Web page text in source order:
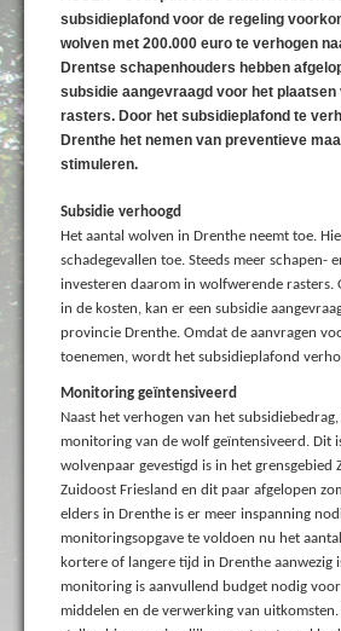
subsidieplafond voor de regeling
wolven met 200.000 euro te verhogen
Drentse schapenhouders hebben
subsidie aangevraagd voor het plaatsen
rasters. Door het subsidieplafond te
Drenthe het nemen van preventieve
stimuleren.
Subsidie verhoogd
Het aantal wolven in Drenthe neemt toe.
schadegevallen toe. Steeds meer schapen-
investeren daarom in wolfwerende rasters.
in de kosten, kan er een subsidie
provincie Drenthe. Omdat de aanvragen
toenemen, wordt het subsidieplafond
Monitoring geïntensiveerd
Naast het verhogen van het
monitoring van de wolf geïntensiveerd. Dit
wolvenpaar gevestigd is in het grensgebied
Zuidoost Friesland en dit paar afgelopen
elders in Drenthe is er meer inspanning
monitoringsopgave te voldoen nu het
kortere of langere tijd in Drenthe aanwezig
monitoring is aanvullend budget nodig
middelen en de verwerking van uitkomsten.